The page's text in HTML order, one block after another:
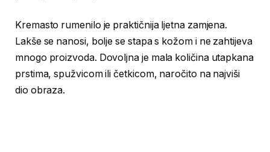
Kremasto rumenilo je praktičnija ljetna zamjena.
Lakše se nanosi, bolje se stapa s kožom i ne zahtijeva
mnogo proizvoda. Dovoljna je mala količina utapkana
prstima, spužvicom ili četkicom, naročito na najviši
dio obraza.